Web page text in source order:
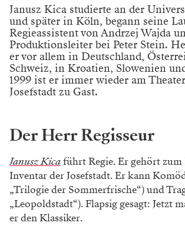
Janusz Kica studierte an der
und später in Köln, begann seine
Regieassistent von Andrzej Wajda
Produktionsleiter bei Peter Stein.
er vor allem in Deutschland,
Schweiz, in Kroatien, Slowenien
1999 ist er immer wieder am
Josefstadt zu Gast.
Der Herr Regisseur
Janusz Kicaführt Regie. Er gehört
Inventar der Josefstadt. Er kann
„Trilogie der Sommerfrische“) und
„Leopoldstadt“). Flapsig gesagt: Jetzt
er den Klassiker.